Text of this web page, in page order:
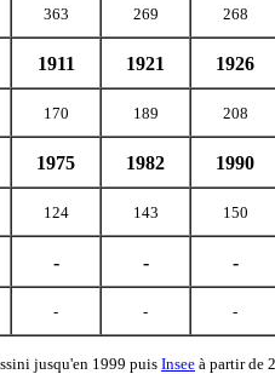
363 269 268
1911 1921 1926
170 189 208
1975 1982 1990
124 143 150
- - -
- - -
jusqu'en 1999 puis Insee à partir de